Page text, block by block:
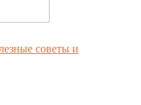
советы и